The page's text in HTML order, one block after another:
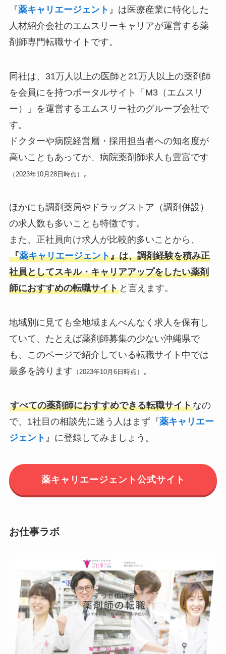
『薬キャリエージェント 』は医療産業に特化した
人材紹介会社のエムスリーキャリアが運営する薬
剤師専門転職サイトです。
同社は、31万人以上の医師と21万人以上の薬剤師
を会員にを持つポータルサイト「M3（エムスリ
ー）」を運営するエムスリー社のグループ会社で
す。
ドクターや病院経営層・採用担当者への知名度が
高いこともあってか、病院薬剤師求人も豊富です
（2023年10月28日時点） 。
ほかにも調剤薬局やドラッグストア（調剤併設）
の求人数も多いことも特徴です。
また、正社員向け求人が比較的多いことから、
『薬キャリエージェント』は、調剤経験を積み正
社員としてスキル・キャリアアップをしたい薬剤
師におすすめの転職サイトと言えます。
地域別に見ても全地域まんべんなく求人を保有し
ていて、たとえば薬剤師募集の少ない沖縄県で
も、このページで紹介している転職サイト中では
最多を誇ります （2023年10月6日時点） 。
すべての薬剤師におすすめできる転職サイトなの
で、1社目の相談先に迷う人はまず『薬キャリエー
ジェント 』に登録してみましょう。
薬キャリエージェント公式サイト
お仕事ラボ